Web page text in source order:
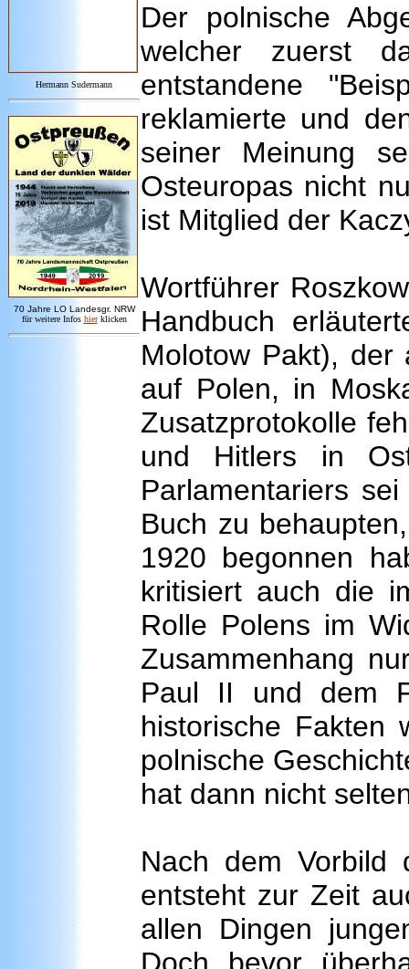
Hermann Sudermann
70 Jahre LO Landesgr. NRW
für weitere Infos hier klicken
Der polnische
welcher zuerst
entstandene
reklamierte und
seiner Meinung
Osteuropas nicht
ist Mitglied der
Wortführer
Handbuch
Molotow Pakt), der
auf Polen, in
Zusatzprotokolle
und Hitlers in
Parlamentariers
Buch zu
1920 begonnen
kritisiert auch die
Rolle Polens im
Zusammenhang
Paul II und dem
historische Fakten
polnische
hat dann nicht
Nach dem Vorbild
entsteht zur Zeit
allen Dingen